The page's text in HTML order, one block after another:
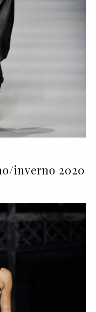
inverno 2020